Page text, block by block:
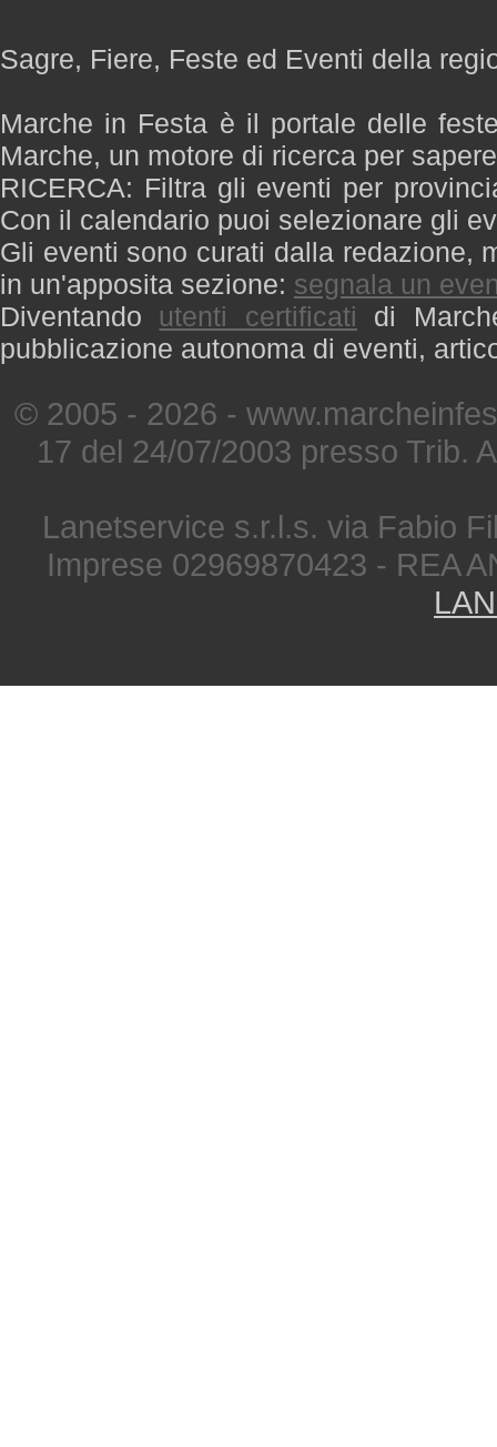
Sagre, Fiere, Feste ed Eventi della
Marche in Festa è il portale delle
Marche, un motore di ricerca per
RICERCA: Filtra gli eventi per
Con il calendario puoi selezionare gli
Gli eventi sono curati dalla redazione,
in un'apposita sezione: segnala un
Diventando utenti certificati di
pubblicazione autonoma di eventi,
© 2005 - 2026 -
17 del 24/07/2003 presso Trib.
Lanetservice s.r.l.s. via Fabio
Imprese 02969870423 - REA